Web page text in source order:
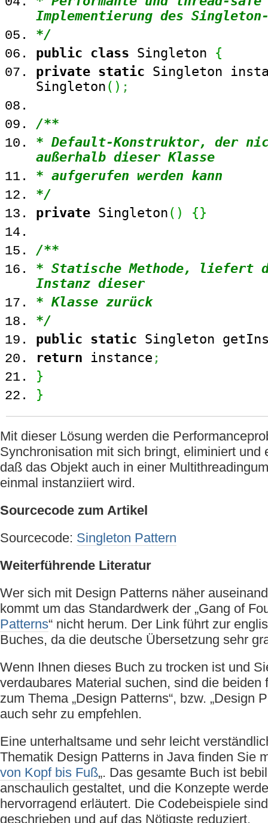
Implementierung des
*/
public class Singleton {
private static Singleton
Singleton( ) ;
/**
* Default-Konstruktor, der
außerhalb dieser Klasse
* aufgerufen werden kann
*/
private Singleton( ) {}
/**
* Statische Methode, liefert
Instanz dieser
* Klasse zurück
*/
public static Singleton
return instance ;
}
}
Mit dieser Lösung werden die
Synchronisation mit sich bringt, eliminiert und
daß das Objekt auch in einer
einmal instanziiert wird.
Sourcecode zum Artikel
Sourcecode: Singleton Pattern
Weiterführende Literatur
Wer sich mit Design Patterns näher
kommt um das Standardwerk der „Gang of
Patterns“ nicht herum. Der Link führt zur
Buches, da die deutsche Übersetzung sehr
Wenn Ihnen dieses Buch zu trocken ist und
verdaubares Material suchen, sind die beiden
zum Thema „Design Patterns“, bzw. „Design
auch sehr zu empfehlen.
Eine unterhaltsame und sehr leicht
Thematik Design Patterns in Java finden Sie
von Kopf bis Fuß„. Das gesamte Buch ist
anschaulich gestaltet, und die Konzepte
hervorragend erläutert. Die Codebeispiele
geschrieben und auf das Nötigste reduziert.